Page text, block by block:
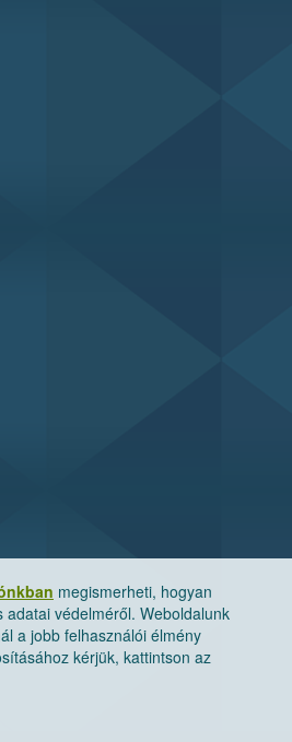
megismerheti, hogyan
védelméről. Weboldalunk
a jobb felhasználói élmény
kérjük, kattintson az